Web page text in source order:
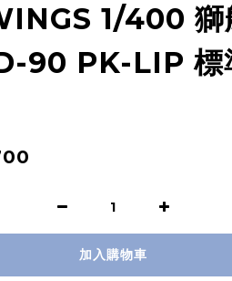
1/400 獅
90 PK-LIP 標
加入購物車